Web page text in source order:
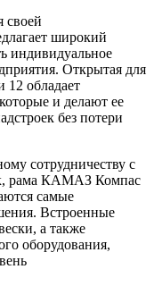
широкий
индивидуальное
Открытая для
обладает
и делают ее
без потери
сотрудничеству с
рама КАМАЗ Компас
самые
Встроенные
а также
оборудования,